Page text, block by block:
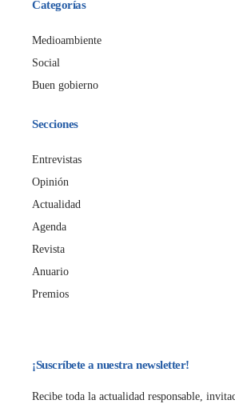
Categorías
Medioambiente
Social
Buen gobierno
Secciones
Entrevistas
Opinión
Actualidad
Agenda
Revista
Anuario
Premios
¡Suscríbete a nuestra newsletter!
Recibe toda la actualidad responsable,